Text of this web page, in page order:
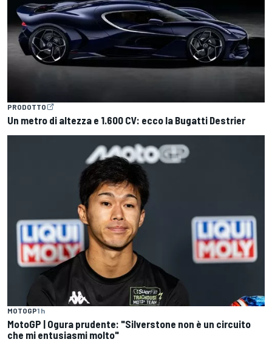
PRODOTTO
Un metro di altezza e 1.600 CV: ecco la Bugatti Destrier
MOTOGP1 h
MotoGP | Ogura prudente: "Silverstone non è un circuito
che mi entusiasmi molto"